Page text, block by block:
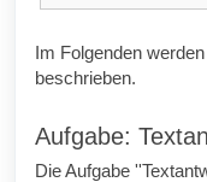
Im Folgenden
beschrieben.
Aufgabe:
Die Aufgabe